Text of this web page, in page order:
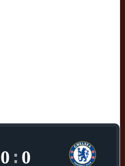
0
:
0